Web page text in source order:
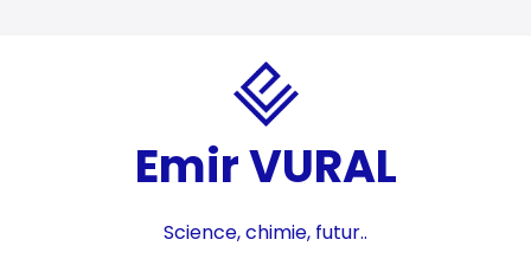
Emir VURAL
Science, chimie, futur..